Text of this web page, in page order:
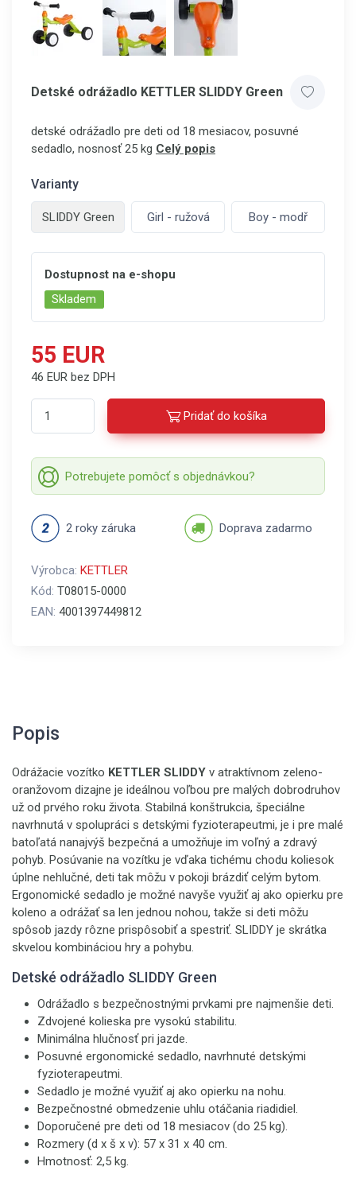
Detské odrážadlo KETTLER SLIDDY Green
detské odrážadlo pre deti od 18 mesiacov, posuvné
sedadlo, nosnosť 25 kg Celý popis
Varianty
SLIDDY Green Girl - ružová Boy - modř
Dostupnost na e-shopu
Skladem
55 EUR
46 EUR bez DPH
Pridať do košíka
Potrebujete pomôcť s objednávkou?
2 roky záruka Doprava zadarmo
Výrobca: KETTLER
Kód: T08015-0000
EAN: 4001397449812
Popis
Odrážacie vozítko KETTLER SLIDDY v atraktívnom zeleno-
oranžovom dizajne je ideálnou voľbou pre malých dobrodruhov
už od prvého roku života. Stabilná konštrukcia, špeciálne
navrhnutá v spolupráci s detskými fyzioterapeutmi, je i pre malé
batoľatá nanajvýš bezpečná a umožňuje im voľný a zdravý
pohyb. Posúvanie na vozítku je vďaka tichému chodu koliesok
úplne nehlučné, deti tak môžu v pokoji brázdiť celým bytom.
Ergonomické sedadlo je možné navyše využiť aj ako opierku pre
koleno a odrážať sa len jednou nohou, takže si deti môžu
spôsob jazdy rôzne prispôsobiť a spestriť. SLIDDY je skrátka
skvelou kombináciou hry a pohybu.
Detské odrážadlo SLIDDY Green
Odrážadlo s bezpečnostnými prvkami pre najmenšie deti.
Zdvojené kolieska pre vysokú stabilitu.
Minimálna hlučnosť pri jazde.
Posuvné ergonomické sedadlo, navrhnuté detskými
fyzioterapeutmi.
Sedadlo je možné využiť aj ako opierku na nohu.
Bezpečnostné obmedzenie uhlu otáčania riadidiel.
Doporučené pre deti od 18 mesiacov (do 25 kg).
Rozmery (d x š x v): 57 x 31 x 40 cm.
Hmotnosť: 2,5 kg.